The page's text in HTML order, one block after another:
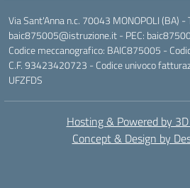
Via Sant'Anna n.c. 70043 MONOPOLI (BA)
baic875005@istruzione.it - PEC:
Codice meccanografico: BAIC875005 -
C.F. 93423420723 - Codice univoco
UFZFDS
Hosting & Powered by
Concept & Design by